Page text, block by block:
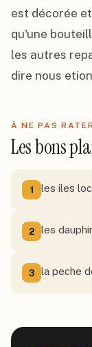
est décorée
qu'une
les autres
dire nous
À NE PAS RATER
Les bons
1 les iles
2 les
3 la peche